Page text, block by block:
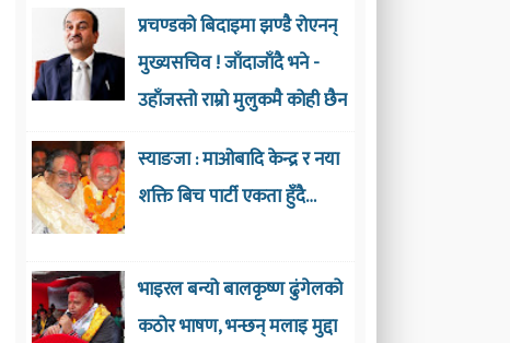
प्रचण्डको बिदाइमा झण्डै रोएनन्
मुख्यसचिव ! जाँदाजाँदै भने -
उहाँजस्तो राम्रो मुलुकमै कोही छैन
स्याङजा : माओबादि केन्द्र र नया
शक्ति बिच पार्टी एकता हुँदै…
भाइरल बन्यो बालकृष्ण ढुंगेलको
कठोर भाषण, भन्छन् मलाइ मुद्दा